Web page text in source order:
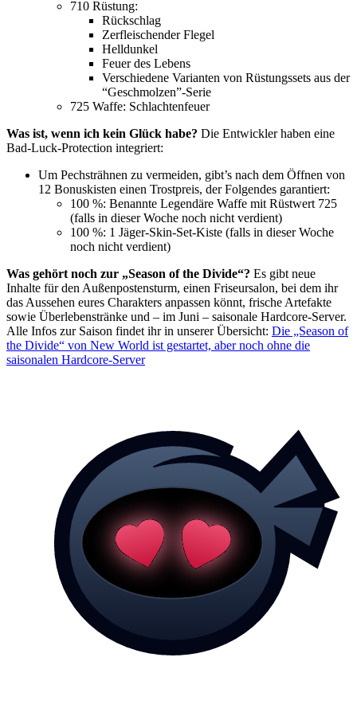
710 Rüstung:
Rückschlag
Zerfleischender Flegel
Helldunkel
Feuer des Lebens
Verschiedene Varianten von Rüstungssets aus der
“Geschmolzen”-Serie
725 Waffe: Schlachtenfeuer
Was ist, wenn ich kein Glück habe? Die Entwickler haben eine
Bad-Luck-Protection integriert:
Um Pechsträhnen zu vermeiden, gibt’s nach dem Öffnen von
12 Bonuskisten einen Trostpreis, der Folgendes garantiert:
100 %: Benannte Legendäre Waffe mit Rüstwert 725
(falls in dieser Woche noch nicht verdient)
100 %: 1 Jäger-Skin-Set-Kiste (falls in dieser Woche
noch nicht verdient)
Was gehört noch zur „Season of the Divide“? Es gibt neue
Inhalte für den Außenpostensturm, einen Friseursalon, bei dem ihr
das Aussehen eures Charakters anpassen könnt, frische Artefakte
sowie Überlebenstränke und – im Juni – saisonale Hardcore-Server.
Alle Infos zur Saison findet ihr in unserer Übersicht: Die „Season of
the Divide“ von New World ist gestartet, aber noch ohne die
saisonalen Hardcore-Server